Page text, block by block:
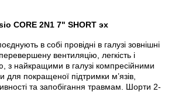
CORE 2N1 7" SHORT эх
в собі провідні в галузі зовнішні
вентиляцію, легкість і
з найкращими в галузі компресійними
для покращеної підтримки м’язів,
та запобігання травмам. Шорти 2-